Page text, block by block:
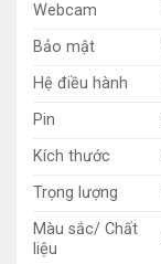
Webcam
Bảo mật
Hệ điều hành
Pin
Kích thước
Trọng lượng
Màu sắc/ Chất
liệu